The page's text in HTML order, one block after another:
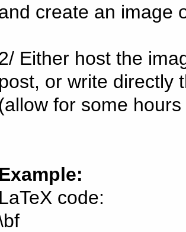
create an image
Either host the
post, or write directly
(allow for some
Example:
LaTeX code: